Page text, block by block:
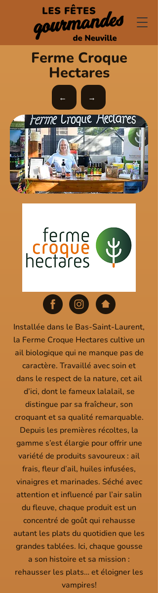
Ferme Croque
Hectares
← →
Installée dans le Bas-Saint-Laurent,
la Ferme Croque Hectares cultive un
ail biologique qui ne manque pas de
caractère. Travaillé avec soin et
dans le respect de la nature, cet ail
d’ici, dont le fameux lalalail, se
distingue par sa fraîcheur, son
croquant et sa qualité remarquable.
Depuis les premières récoltes, la
gamme s’est élargie pour offrir une
variété de produits savoureux : ail
frais, fleur d’ail, huiles infusées,
vinaigres et marinades. Séché avec
attention et influencé par l’air salin
du fleuve, chaque produit est un
concentré de goût qui rehausse
autant les plats du quotidien que les
grandes tablées. Ici, chaque gousse
a son histoire et sa mission :
rehausser les plats… et éloigner les
vampires!